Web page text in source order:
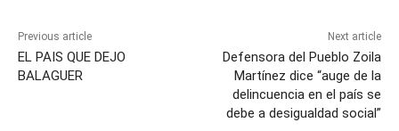
Previous article
EL PAIS QUE DEJO
BALAGUER
Next article
Defensora del Pueblo Zoila
Martínez dice “auge de la
delincuencia en el país se
debe a desigualdad social”